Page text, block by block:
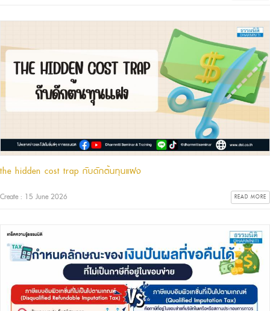
the hidden cost trap กับดักต้นทุนแฝง
Create : 15 June 2026 READ MORE